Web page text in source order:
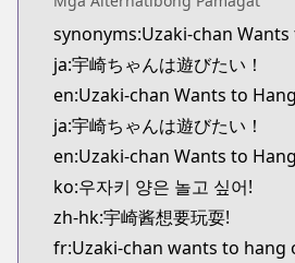
Official Raw
https://comic-walker.com/
Kitsu
Kitsu
https://kitsu.app/manga/
MangaUpdates
https://
Book☆Walker
Book☆Walker
synonyms:Uzaki-chan Wants
ja:宇崎ちゃんは遊びたい！
en:Uzaki-chan Wants to
ja:宇崎ちゃんは遊びたい！
en:Uzaki-chan Wants to
ko:우자키 양은 놀고 싶어!
zh-hk:宇崎酱想要玩耍!
fr:Uzaki-chan wants to hang